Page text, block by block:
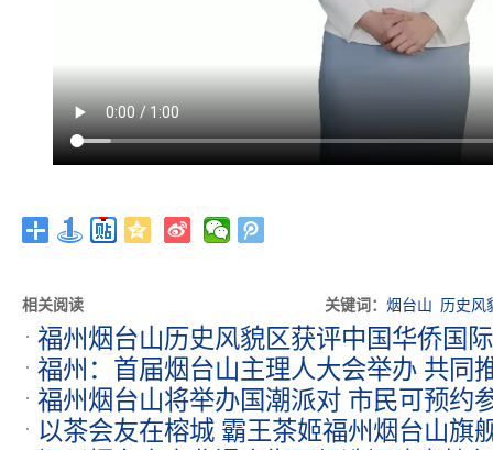
相关阅读 关键词： 烟台山 历史风
福州烟台山历史风貌区获评中国华侨国
07-10
福州：首届烟台山主理人大会举办 共同
05-26
福州烟台山将举办国潮派对 市民可预约
以茶会友在榕城 霸王茶姬福州烟台山旗